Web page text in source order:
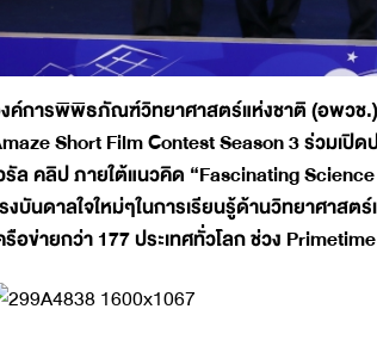
ค์การพิพิธภัณฑ์วิทยาศาสตร์แห่งชาติ (อพวช
Short Film Contest Season 3 ร่วม
รัล คลิป ภายใต้แนวคิด “Fascinating
งบันดาลใจใหม่ๆในการเรียนรู้ด้านวิทยาศาสต
รือข่ายกว่า 177 ประเทศทั่วโลก ช่วง